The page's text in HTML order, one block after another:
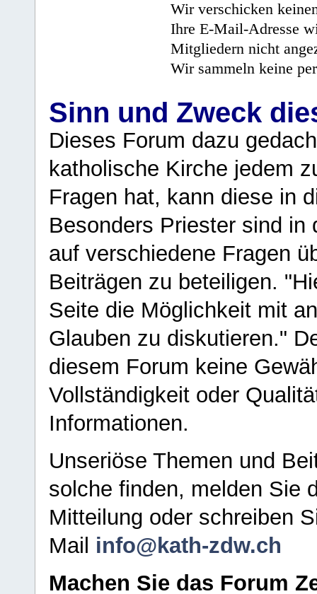
Wir verschicken
Ihre E-Mail-Adresse
Mitgliedern nicht
Wir sammeln keine
Sinn und Zweck
Dieses Forum dazu
katholische Kirche jedem
Fragen hat, kann diese in
Besonders Priester sind in
auf verschiedene Fragen
Beiträgen zu beteiligen.
Seite die Möglichkeit mit
Glauben zu diskutieren."
diesem Forum keine
Vollständigkeit oder
Informationen.
Unseriöse Themen und
solche finden, melden Sie
Mitteilung oder schreiben
Mail info@kath-zdw.ch
Machen Sie das Forum